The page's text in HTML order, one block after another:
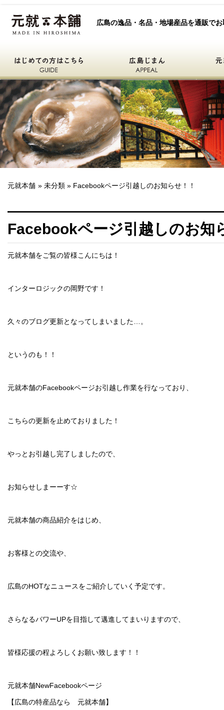
元就本舗
広島の逸品・名品・地場産品を通販で
ひろしまええもん
元就本舗 » 未分類 » Facebookページ引越しのお知らせ！！
Facebookページ引越しのお知
元就本舗をご覧の皆様こんにちは！
インターロジックの岡野です！
久々のブログ更新となってしまいました…。
というのも！！
元就本舗のFacebookページお引越し作業を行なっており、
こちらの更新を止めておりました！
やっとお引越し完了しましたので、
お知らせしまーーす☆
元就本舗の商品紹介をはじめ、
お客様との交流や、
広島のHOTなニュースをご紹介していく予定です。
さらなるパワーUPを目指して邁進してまいりますので、
皆様応援の程よろしくお願い致します！！
元就本舗NewFacebookページ
【広島の特産品なら 元就本舗】